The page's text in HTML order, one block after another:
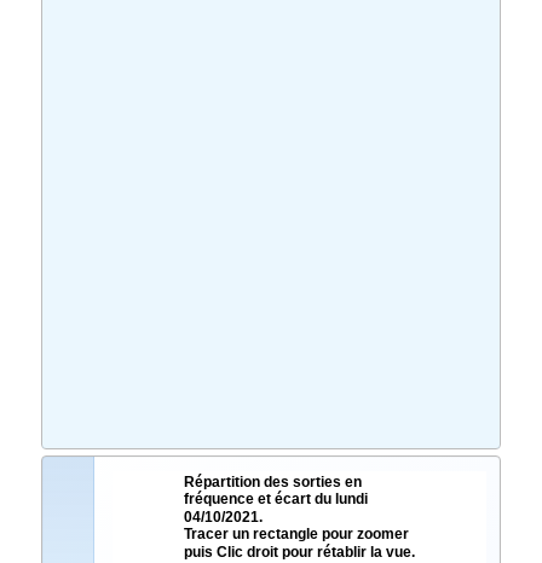
Répartition des sorties en
fréquence et écart du lundi
04/10/2021.
Tracer un rectangle pour zoomer
puis Clic droit pour rétablir la vue.